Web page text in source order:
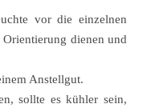
vor die einzelnen
dienen und
Anstellgut.
sollte es kühler sein,